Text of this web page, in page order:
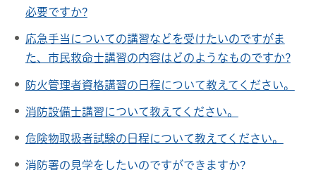
必要ですか?
応急手当についての講習などを受けたいのですがま
た、市民救命士講習の内容はどのようなものですか?
防火管理者資格講習の日程について教えてください。
消防設備士講習について教えてください。
危険物取扱者試験の日程について教えてください。
消防署の見学をしたいのですができますか?